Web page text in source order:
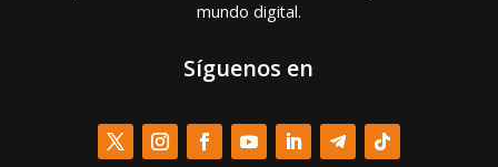
mundo digital.
Síguenos en